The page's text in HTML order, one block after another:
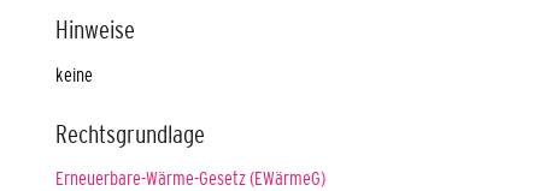
Hinweise
keine
Rechtsgrundlage
Erneuerbare-Wärme-Gesetz (EWärmeG)